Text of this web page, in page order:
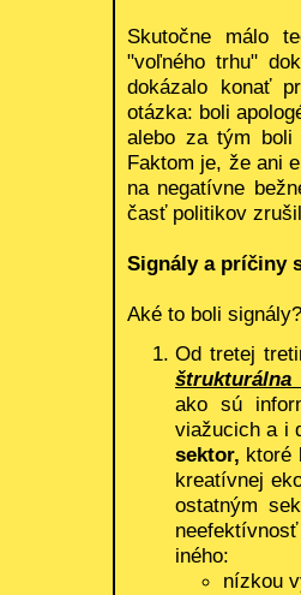
Skutočne málo
"voľného trhu"
dokázalo konať
otázka: boli
alebo za tým boli
Faktom je, že ani
na negatívne
časť politikov
Signály a príčiny
Aké to boli
Od tretej
štrukturálna
ako sú
viažucich a i
sektor, ktoré
kreatívnej
ostatným
iného:
nízkou